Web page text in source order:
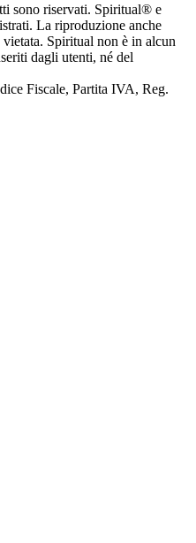
sono riservati. Spiritual® e
La riproduzione anche
Spiritual non è in alcun
dagli utenti, né del
Fiscale, Partita IVA, Reg.